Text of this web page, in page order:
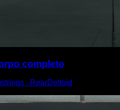
completo
∙ RearDeltoid